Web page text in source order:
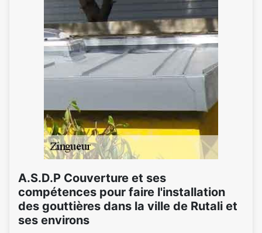
A.S.D.P Couverture et ses
compétences pour faire l'installation
des gouttières dans la ville de Rutali et
ses environs